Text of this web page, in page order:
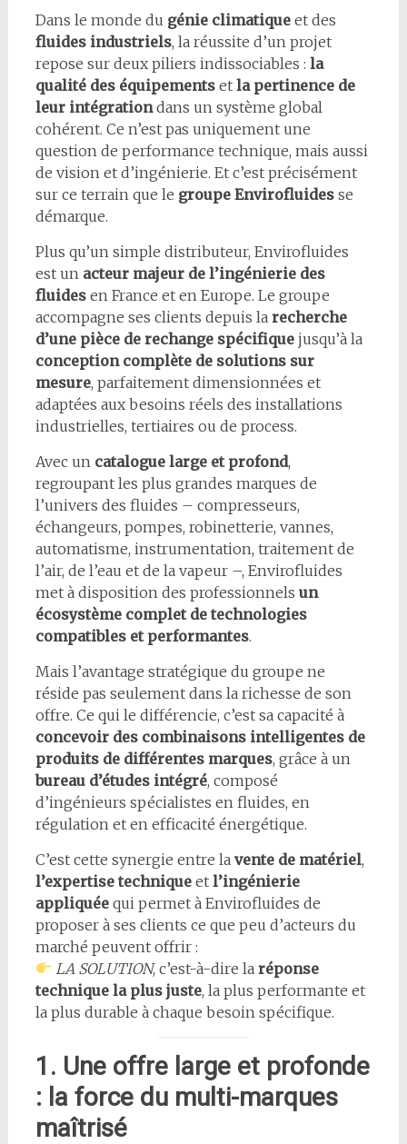
Dans le monde du génie climatiqueet des
fluides industriels, la réussite d’un projet
repose sur deux piliers indissociables : la
qualité des équipementset la pertinence de
leur intégrationdans un système global
cohérent. Ce n’est pas uniquement une
question de performance technique, mais aussi
de vision et d’ingénierie. Et c’est précisément
sur ce terrain que le groupe Envirofluidesse
démarque.
Plus qu’un simple distributeur, Envirofluides
est un acteur majeur de l’ingénierie des
fluidesen France et en Europe. Le groupe
accompagne ses clients depuis la recherche
d’une pièce de rechange spécifiquejusqu’à la
conception complète de solutions sur
mesure, parfaitement dimensionnées et
adaptées aux besoins réels des installations
industrielles, tertiaires ou de process.
Avec un catalogue large et profond,
regroupant les plus grandes marques de
l’univers des fluides – compresseurs,
échangeurs, pompes, robinetterie, vannes,
automatisme, instrumentation, traitement de
l’air, de l’eau et de la vapeur –, Envirofluides
met à disposition des professionnels un
écosystème complet de technologies
compatibles et performantes.
Mais l’avantage stratégique du groupe ne
réside pas seulement dans la richesse de son
offre. Ce qui le différencie, c’est sa capacité à
concevoir des combinaisons intelligentes de
produits de différentes marques, grâce à un
bureau d’études intégré, composé
d’ingénieurs spécialistes en fluides, en
régulation et en efficacité énergétique.
C’est cette synergie entre la vente de matériel,
l’expertise techniqueet l’ingénierie
appliquéequi permet à Envirofluides de
proposer à ses clients ce que peu d’acteurs du
marché peuvent offrir :
LA SOLUTION, c’est-à-dire laréponse
technique la plus juste, la plus performante et
la plus durable à chaque besoin spécifique.
1. Une offre large et profonde
: la force du multi-marques
maîtrisé